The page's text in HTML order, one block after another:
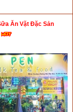
Ăn Vặt Đặc Sản